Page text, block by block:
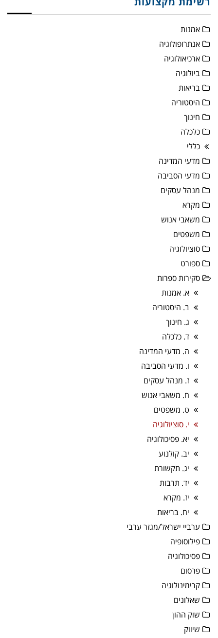
אמנות
אנתרופולוגיה
ארכיאולוגיה
ביולוגיה
בריאות
היסטוריה
חינוך
כלכלה
כללי
מדעי המדינה
מדעי הסביבה
מנהל עסקים
מקרא
משאבי אנוש
משפטים
סוציולוגיה
ספורט
סקירות ספרות
א. אמנות
ב. היסטוריה
ג. חינוך
ד. כלכלה
ה. מדעי המדינה
ו. מדעי הסביבה
ז. מנהל עסקים
ח. משאבי אנוש
ט. משפטים
י. סוציולוגיה
יא. פסיכולוגיה
יב. קולנוע
יג. תקשורת
יד. תרבות
יז. מקרא
יח. בריאות
ערביי ישראל/מגזר ערבי
פילוסופיה
פסיכולוגיה
פרסום
קרימינולוגיה
שאלונים
שוק ההון
שיווק